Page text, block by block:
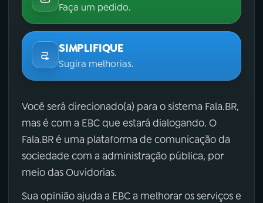
Faça um pedido.
SIMPLIFIQUE
Sugira melhorias.
Você será direcionado(a) para o sistema Fala.BR,
mas é com a EBC que estará dialogando. O
Fala.BR é uma plataforma de comunicação da
sociedade com a administração pública, por
meio das Ouvidorias.
Sua opinião ajuda a EBC a melhorar os serviços e